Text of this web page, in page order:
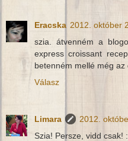
Eracska 2012. október
szia. átvenném a
express croissant
betenném mellé még az
Válasz
Limara
2012.
Szia! Persze, vidd csak!